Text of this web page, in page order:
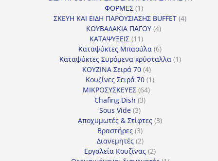
ΦΟΡΜΕΣ 11
προϊόν
ΣΚΕΥΗ ΚΑΙ ΕΙΔΗ ΠΑΡΟΥΣΙΑΣΗΣ BUFFET 44
ΚΟΥΒΑΔΑΚΙΑ ΠΑΓΟΥ 44
ΚΑΤΑΨΥΞΕΙΣ 1111
προϊόντα
Καταψύκτες Μπαούλα 66
προϊόντα
Καταψύκτες Συρόμενα κρύσταλλα 11
ΚΟΥΖΙΝΑ Σειρά 70 44
προϊόντα
Κουζίνες Σειρά 70 11
ΜΙΚΡΟΣΥΣΚΕΥΕΣ 6464
Chafing Dish 33
Sous Vide 33
προϊόντα
Αποχυμωτές & Στίφτες 33
Βραστήρες 33
προϊόντα
Διανεμητές 22
προϊόντα
Εργαλεία Κουζίνας 22